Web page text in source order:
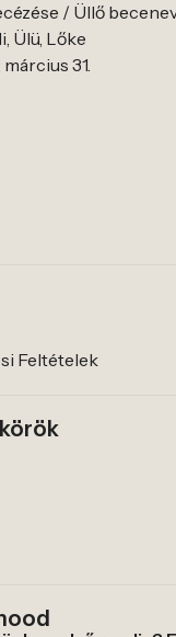
/ Üllő
Ülü, Lőke
31.
Feltételek